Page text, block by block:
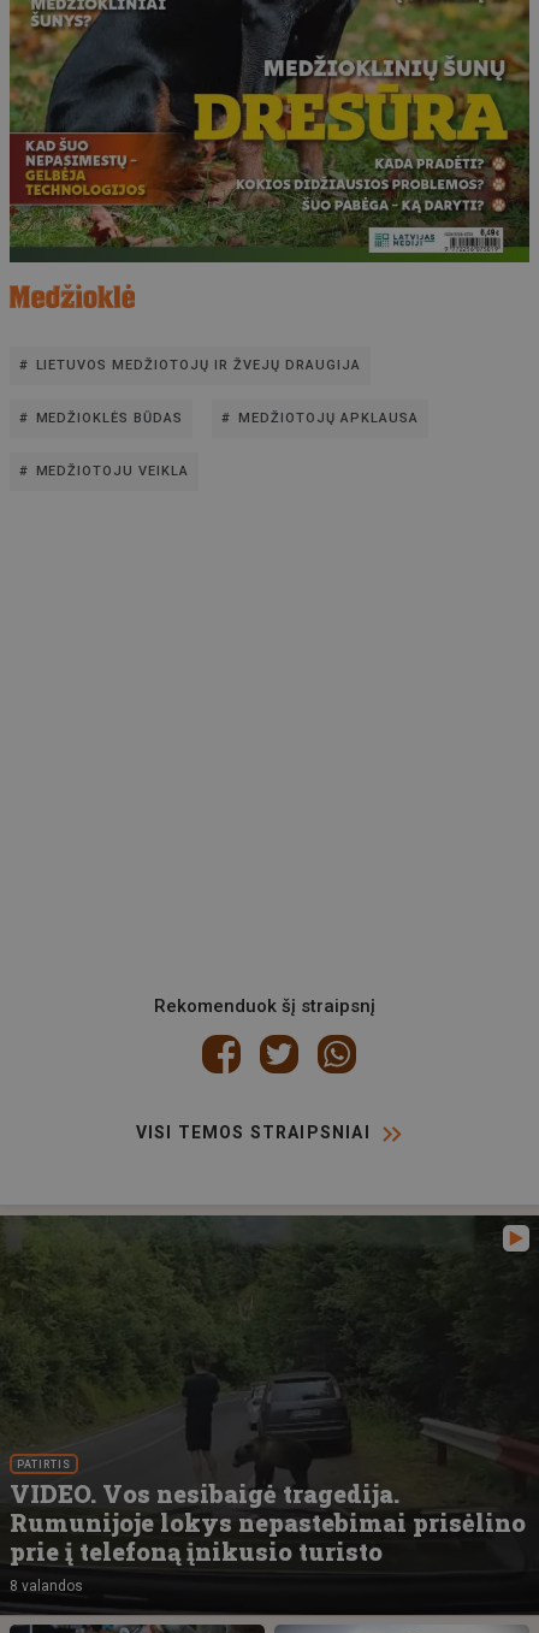
LIETUVOS MEDŽIOTOJŲ IR ŽVEJŲ DRAUGIJA
MEDŽIOKLĖS BŪDAS MEDŽIOTOJŲ APKLAUSA
MEDŽIOTOJU VEIKLA
Rekomenduok šį straipsnį
VISI TEMOS STRAIPSNIAI
PATIRTIS
VIDEO. Vos nesibaigė tragedija.
Rumunijoje lokys nepastebimai prisėlino
prie į telefoną įnikusio turisto
8 valandos